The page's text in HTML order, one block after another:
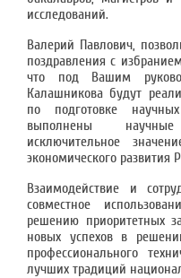
исследований.
Валерий Павлович,
поздравления с
что под Вашим
Калашникова будут
по подготовке
выполнены
исключительное
экономического развития
Взаимодействие и
совместное
решению приоритетных
новых успехов в
профессионального
лучших традиций